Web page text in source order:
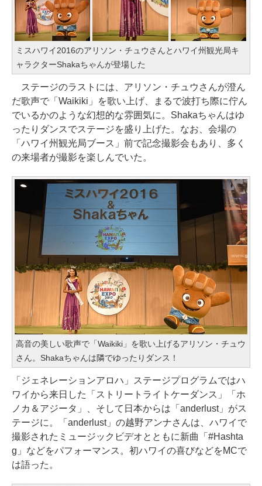
ミスハワイ2016のアリソン・チュウさんとハワイ州観光局キ
ャラクターShakaちゃんが登場した
ステージのラストには、アリソン・チュウさんが澄ん
だ歌声で「Waikiki」を歌い上げ、まるで波打ち際に佇ん
でいるかのような幻想的な雰囲気に。Shakaちゃんはゆ
ったりダンスでステージを盛り上げた。なお、会場の
「ハワイ州観光局ブース」前で記念撮影会もあり、多く
の来場者が撮影を楽しんでいた。
高音の美しい歌声で「Waikiki」を歌い上げるアリソン・チュウ
さん。Shakaちゃんは隣でゆったりダンス！
「ジェネレーションアロハ」ステージプログラムではハ
ワイから来日した「ストリートライトケーダンス」「ホ
ノカ＆アジータ」、そして日本からは「anderlust」がス
テージに。「anderlust」の越野アンナさんは、ハワイで
撮影されたミュージックビデオとともに新曲「#Hashta
g」などをパフォーマンス。初ハワイの喜びなどをMCで
は語った。